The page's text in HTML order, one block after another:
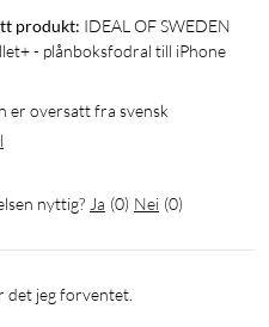
produkt: IDEAL OF SWEDEN
- plånboksfodral till iPhone
er oversatt fra svensk
nyttig? Ja (0) Nei (0)
det jeg forventet.